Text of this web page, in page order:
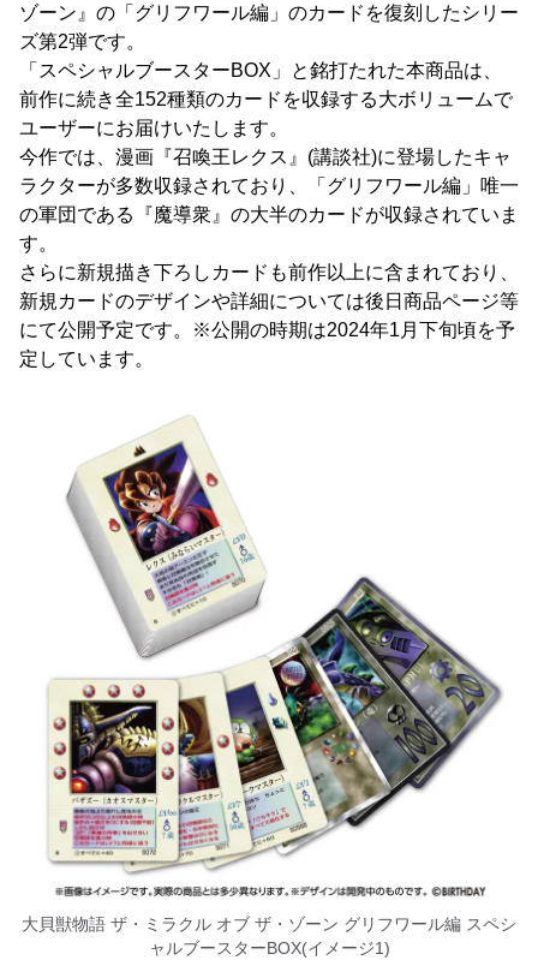
ゾーン』の「グリフワール編」のカードを復刻したシリー
ズ第2弾です。
「スペシャルブースターBOX」と銘打たれた本商品は、
前作に続き全152種類のカードを収録する大ボリュームで
ユーザーにお届けいたします。
今作では、漫画『召喚王レクス』(講談社)に登場したキャ
ラクターが多数収録されており、「グリフワール編」唯一
の軍団である『魔導衆』の大半のカードが収録されていま
す。
さらに新規描き下ろしカードも前作以上に含まれており、
新規カードのデザインや詳細については後日商品ページ等
にて公開予定です。※公開の時期は2024年1月下旬頃を予
定しています。
大貝獣物語 ザ・ミラクル オブ ザ・ゾーン グリフワール編 スペシ
ャルブースターBOX(イメージ1)